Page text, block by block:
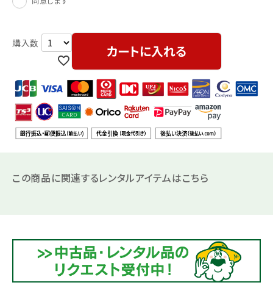
カートに入れる
この商品に関連するレンタルアイテムはこちら